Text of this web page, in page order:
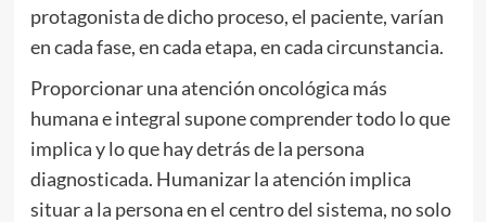
protagonista de dicho proceso, el paciente, varían
en cada fase, en cada etapa, en cada circunstancia.
Proporcionar una atención oncológica más
humana e integral supone comprender todo lo que
implica y lo que hay detrás de la persona
diagnosticada. Humanizar la atención implica
situar a la persona en el centro del sistema, no solo